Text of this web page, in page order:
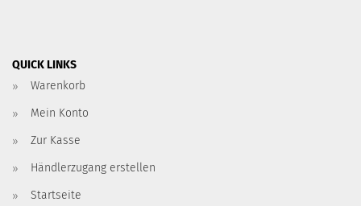
QUICK LINKS
Warenkorb
Mein Konto
Zur Kasse
Händlerzugang erstellen
Startseite